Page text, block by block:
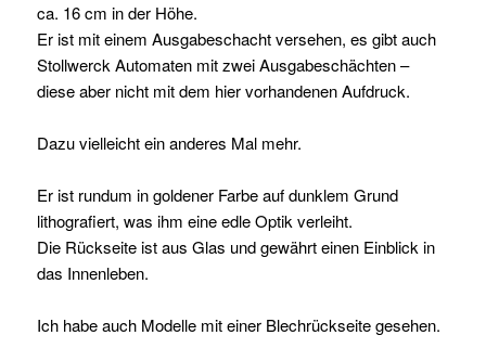
ca. 16 cm in der Höhe.
Er ist mit einem Ausgabeschacht versehen, es gibt auch
Stollwerck Automaten mit zwei Ausgabeschächten –
diese aber nicht mit dem hier vorhandenen Aufdruck.
Dazu vielleicht ein anderes Mal mehr.
Er ist rundum in goldener Farbe auf dunklem Grund
lithografiert, was ihm eine edle Optik verleiht.
Die Rückseite ist aus Glas und gewährt einen Einblick in
das Innenleben.
Ich habe auch Modelle mit einer Blechrückseite gesehen.